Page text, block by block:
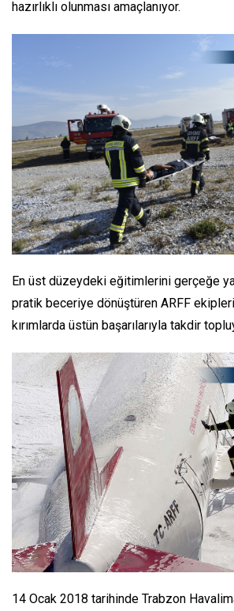
hazırlıklı olunması amaçlanıyor.
En üst düzeydeki eğitimlerini gerçeğe
pratik beceriye dönüştüren ARFF
kırımlarda üstün başarılarıyla takdir
14 Ocak 2018 tarihinde Trabzon